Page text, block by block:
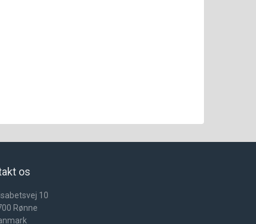
os
10
Rønne